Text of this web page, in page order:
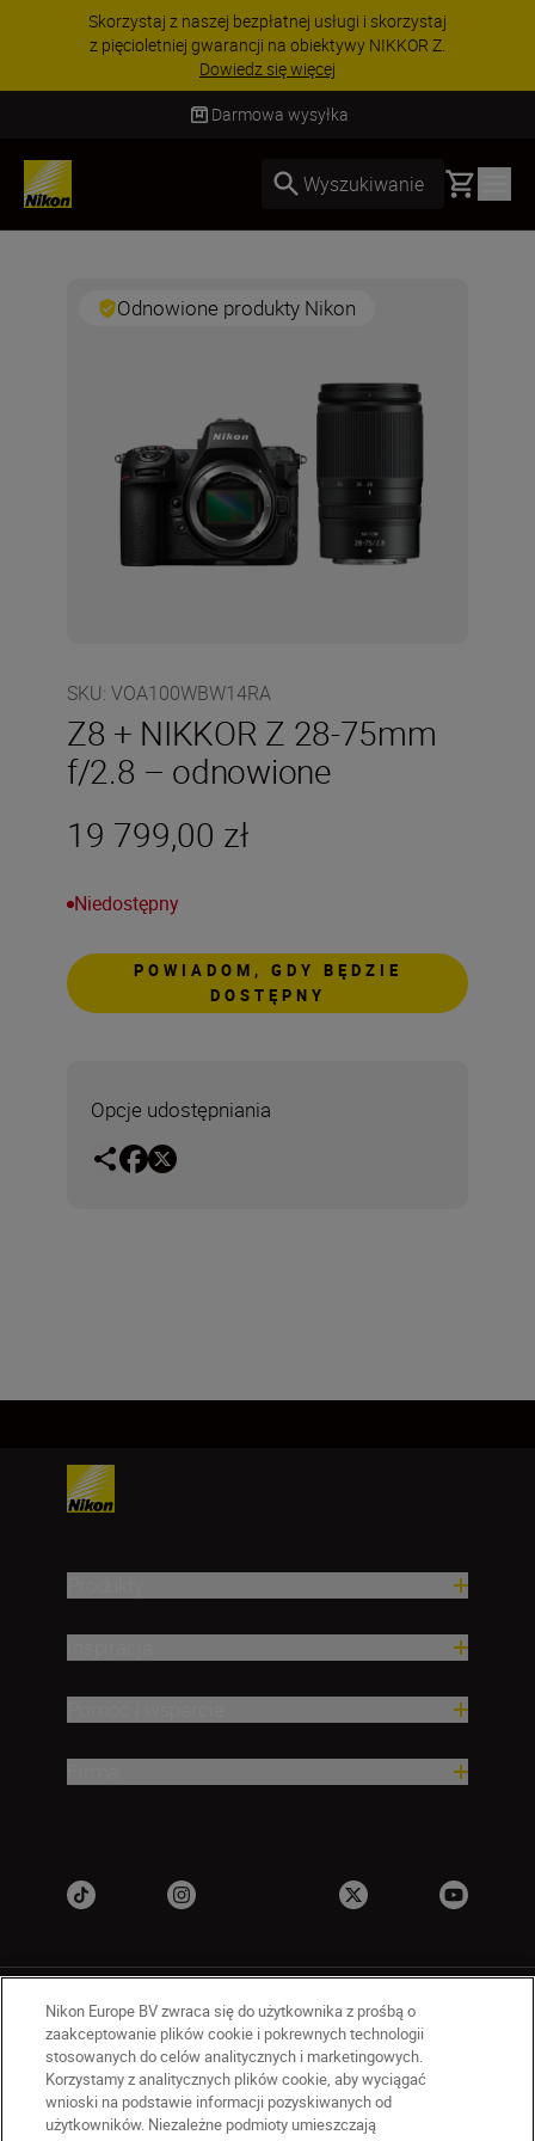
Skorzystaj z naszej bezpłatnej usługi i skorzystaj
z pięcioletniej gwarancji na obiektywy NIKKOR Z.
Dowiedz się więcej
Darmowa wysyłka
Wyszukiwanie Basket
Odnowione produkty Nikon
SKU: VOA100WBW14RA
Z8 + NIKKOR Z 28-75mm
f/2.8 – odnowione
19 799,00 zł
Niedostępny
POWIADOM, GDY BĘDZIE
DOSTĘPNY
Opcje udostępniania
PL Nikon Sites
Skontaktuj się z nami
Nikon Europe BV zwraca się do użytkownika z prośbą o
zaakceptowanie plików cookie i pokrewnych technologii
stosowanych do celów analitycznych i marketingowych.
Korzystamy z analitycznych plików cookie, aby wyciągać
wnioski na podstawie informacji pozyskiwanych od
użytkowników. Niezależne podmioty umieszczają